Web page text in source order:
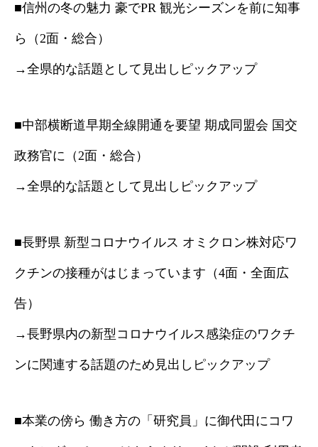
■信州の冬の魅力 豪でPR 観光シーズンを前に知事
ら（2面・総合）
→全県的な話題として見出しピックアップ
■中部横断道早期全線開通を要望 期成同盟会 国交
政務官に（2面・総合）
→全県的な話題として見出しピックアップ
■長野県 新型コロナウイルス オミクロン株対応ワ
クチンの接種がはじまっています（4面・全面広
告）
→長野県内の新型コロナウイルス感染症のワクチ
ンに関連する話題のため見出しピックアップ
■本業の傍ら 働き方の「研究員」に御代田にコワ